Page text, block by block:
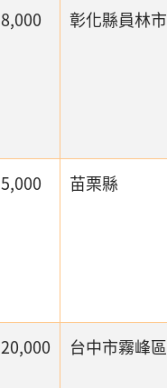
8,000 彰化縣員林市
5,000 苗栗縣
20,000 台中市霧峰區